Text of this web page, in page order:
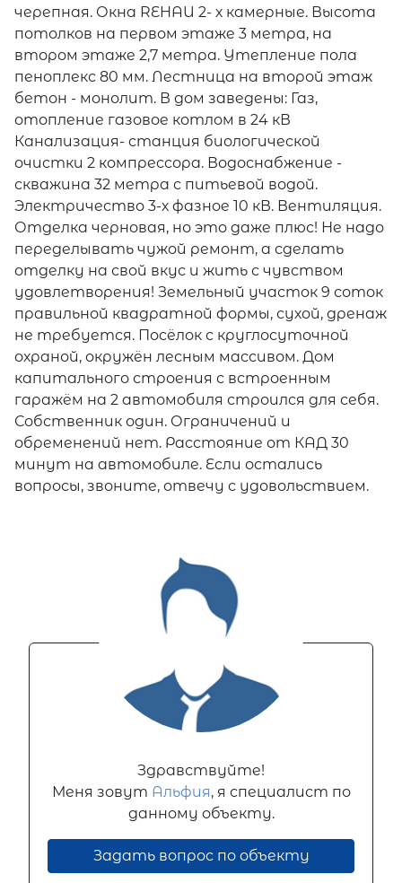
черепная. Окна REHAU 2- х камерные. Высота
потолков на первом этаже 3 метра, на
втором этаже 2,7 метра. Утепление пола
пеноплекс 80 мм. Лестница на второй этаж
бетон - монолит. В дом заведены: Газ,
отопление газовое котлом в 24 кВ
Канализация- станция биологической
очистки 2 компрессора. Водоснабжение -
скважина 32 метра с питьевой водой.
Электричество 3-х фазное 10 кВ. Вентиляция.
Отделка черновая, но это даже плюс! Не надо
переделывать чужой ремонт, а сделать
отделку на свой вкус и жить с чувством
удовлетворения! Земельный участок 9 соток
правильной квадратной формы, сухой, дренаж
не требуется. Посёлок с круглосуточной
охраной, окружён лесным массивом. Дом
капитального строения с встроенным
гаражём на 2 автомобиля строился для себя.
Собственник один. Ограничений и
обременений нет. Расстояние от КАД 30
минут на автомобиле. Если остались
вопросы, звоните, отвечу с удовольствием.
Здравствуйте!
Меня зовут Альфия, я специалист по
данному объекту.
Задать вопрос по объекту